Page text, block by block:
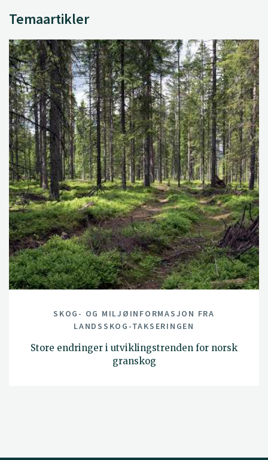
Temaartikler
SKOG- OG MILJØINFORMASJON FRA
LANDSSKOG-TAKSERINGEN
Store endringer i utviklingstrenden for norsk
granskog